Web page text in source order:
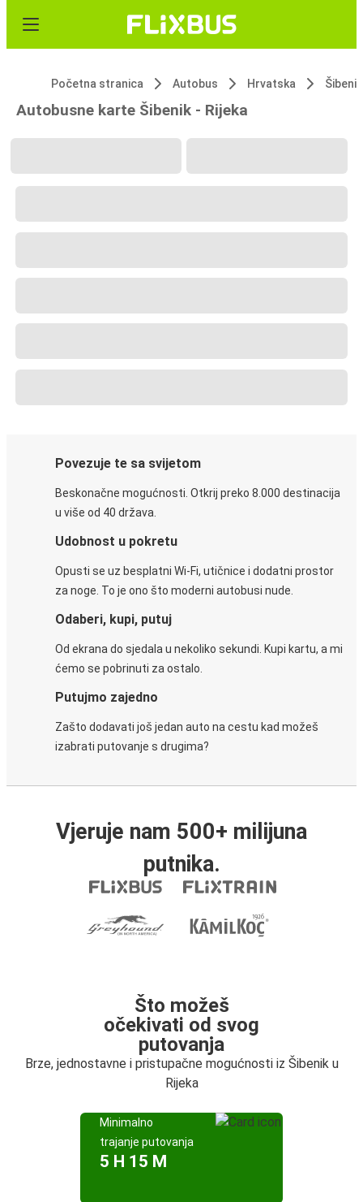
Početna stranica Autobus Hrvatska Šibenik
Autobusne karte Šibenik - Rijeka
Povezuje te sa svijetom
Beskonačne mogućnosti. Otkrij preko 8.000 destinacija
u više od 40 država.
Udobnost u pokretu
Opusti se uz besplatni Wi-Fi, utičnice i dodatni prostor
za noge. To je ono što moderni autobusi nude.
Odaberi, kupi, putuj
Od ekrana do sjedala u nekoliko sekundi. Kupi kartu, a mi
ćemo se pobrinuti za ostalo.
Putujmo zajedno
Zašto dodavati još jedan auto na cestu kad možeš
izabrati putovanje s drugima?
Vjeruje nam 500+ milijuna
putnika.
Što možeš
očekivati od svog
putovanja
Brze, jednostavne i pristupačne mogućnosti iz Šibenik u
Rijeka
Minimalno
trajanje putovanja
5 H 15 M